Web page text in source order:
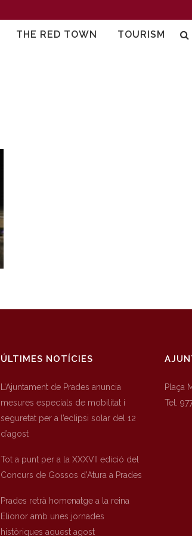
THE RED TOWN TOURISM
ÚLTIMES NOTÍCIES
L’Ajuntament de Prades anuncia
mesures especials de mobilitat i
seguretat per a l’eclipsi solar del 12
d’agost
Tot a punt per a la XXXVII edició del
Concurs de Gossos d’Atura a Prades
Prades retrà homenatge a la reina
Elionor amb unes jornades
històriques aquest agost
Plaça
Tel.